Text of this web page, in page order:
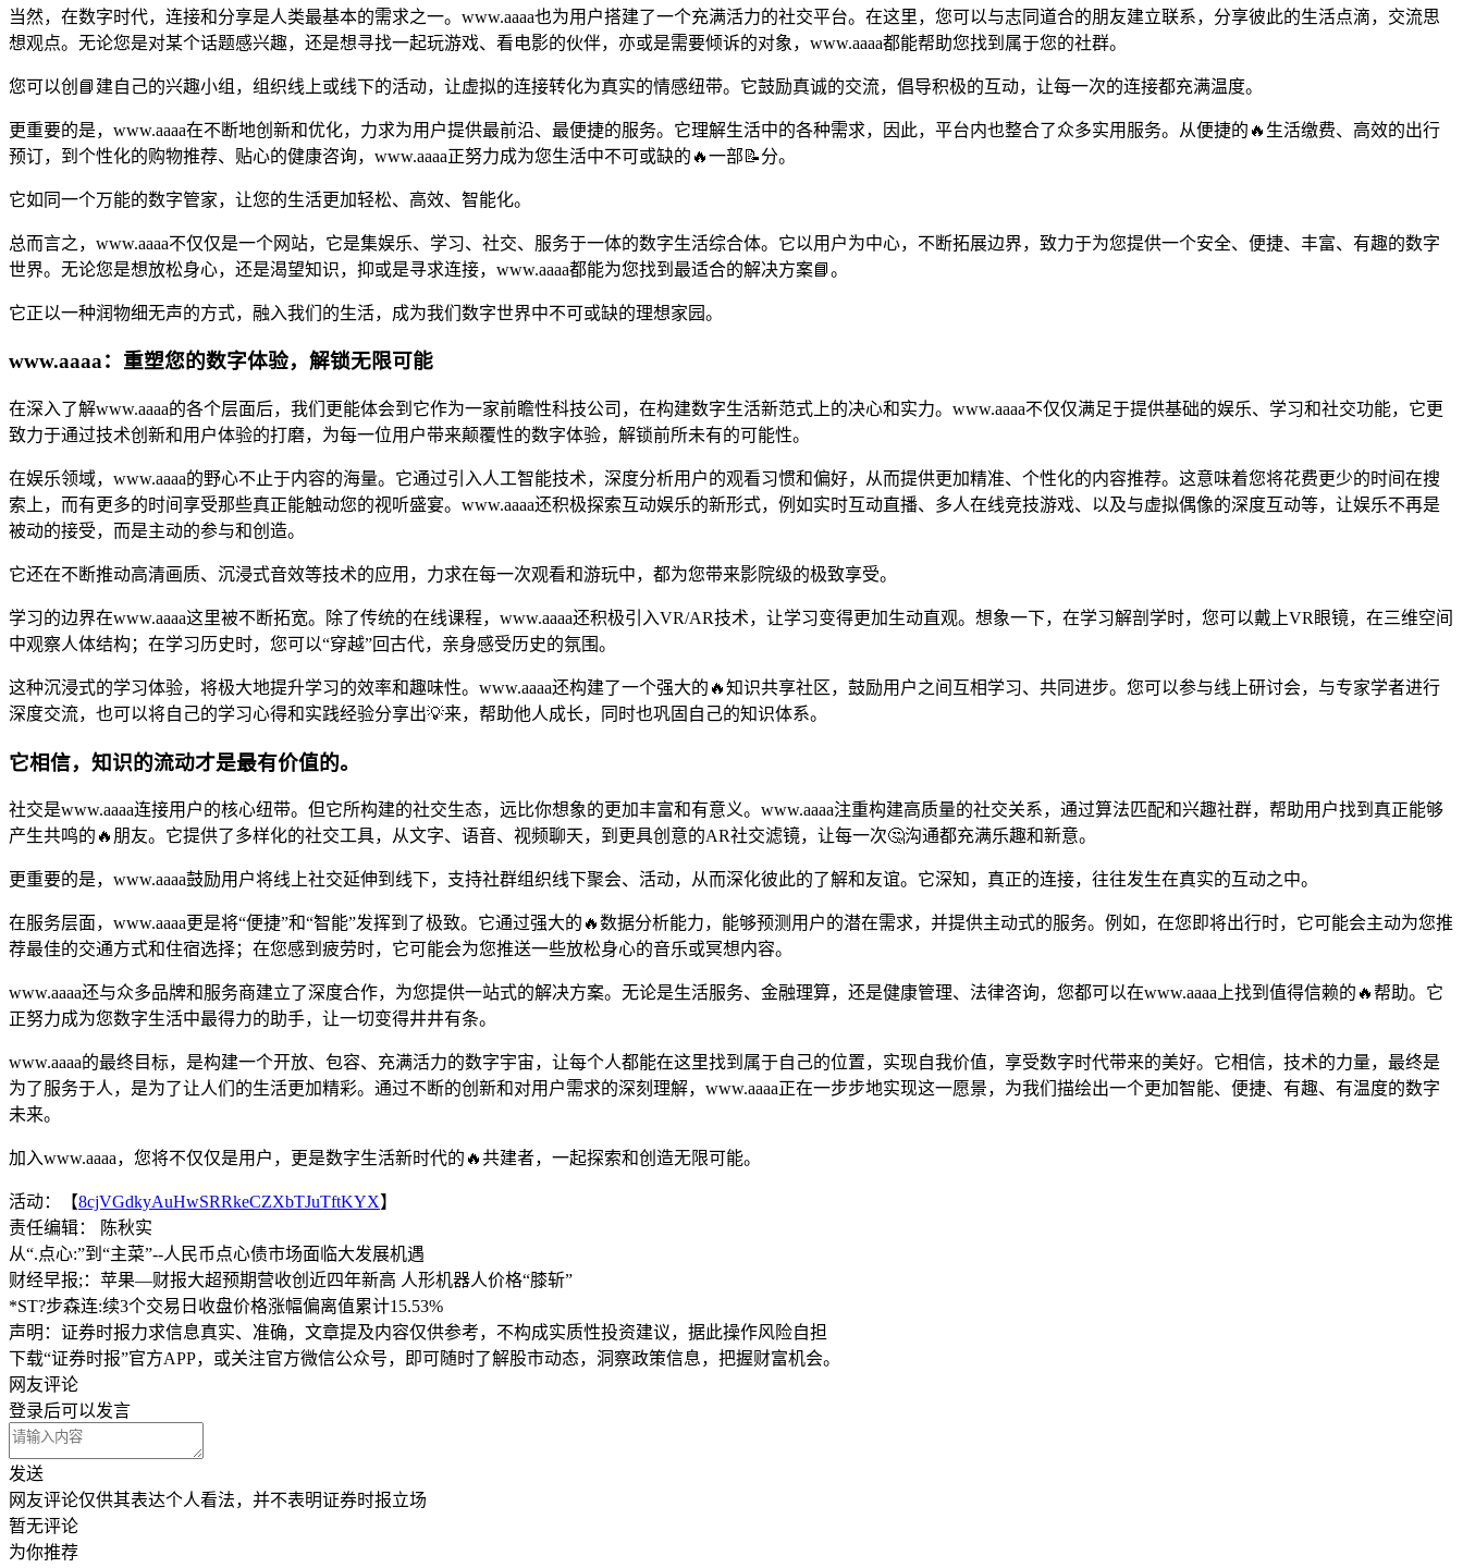
当然，在数字时代，连接和分享是人类最基本的需求之一。www.aaaa也为用户搭建了一个充满活力的社交平台。在这里，您可以与志同道合的朋友建立联系，分享彼此的生活点滴，交流思
想观点。无论您是对某个话题感兴趣，还是想寻找一起玩游戏、看电影的伙伴，亦或是需要倾诉的对象，www.aaaa都能帮助您找到属于您的社群。
您可以创📘建自己的兴趣小组，组织线上或线下的活动，让虚拟的连接转化为真实的情感纽带。它鼓励真诚的交流，倡导积极的互动，让每一次的连接都充满温度。
更重要的是，www.aaaa在不断地创新和优化，力求为用户提供最前沿、最便捷的服务。它理解生活中的各种需求，因此，平台内也整合了众多实用服务。从便捷的🔥生活缴费、高效的出行
预订，到个性化的购物推荐、贴心的健康咨询，www.aaaa正努力成为您生活中不可或缺的🔥一部📝分。
它如同一个万能的数字管家，让您的生活更加轻松、高效、智能化。
总而言之，www.aaaa不仅仅是一个网站，它是集娱乐、学习、社交、服务于一体的数字生活综合体。它以用户为中心，不断拓展边界，致力于为您提供一个安全、便捷、丰富、有趣的数字
世界。无论您是想放松身心，还是渴望知识，抑或是寻求连接，www.aaaa都能为您找到最适合的解决方案📘。
它正以一种润物细无声的方式，融入我们的生活，成为我们数字世界中不可或缺的理想家园。
www.aaaa：重塑您的数字体验，解锁无限可能
在深入了解www.aaaa的各个层面后，我们更能体会到它作为一家前瞻性科技公司，在构建数字生活新范式上的决心和实力。www.aaaa不仅仅满足于提供基础的娱乐、学习和社交功能，它更
致力于通过技术创新和用户体验的打磨，为每一位用户带来颠覆性的数字体验，解锁前所未有的可能性。
在娱乐领域，www.aaaa的野心不止于内容的海量。它通过引入人工智能技术，深度分析用户的观看习惯和偏好，从而提供更加精准、个性化的内容推荐。这意味着您将花费更少的时间在搜
索上，而有更多的时间享受那些真正能触动您的视听盛宴。www.aaaa还积极探索互动娱乐的新形式，例如实时互动直播、多人在线竞技游戏、以及与虚拟偶像的深度互动等，让娱乐不再是
被动的接受，而是主动的参与和创造。
它还在不断推动高清画质、沉浸式音效等技术的应用，力求在每一次观看和游玩中，都为您带来影院级的极致享受。
学习的边界在www.aaaa这里被不断拓宽。除了传统的在线课程，www.aaaa还积极引入VR/AR技术，让学习变得更加生动直观。想象一下，在学习解剖学时，您可以戴上VR眼镜，在三维空间
中观察人体结构；在学习历史时，您可以“穿越”回古代，亲身感受历史的氛围。
这种沉浸式的学习体验，将极大地提升学习的效率和趣味性。www.aaaa还构建了一个强大的🔥知识共享社区，鼓励用户之间互相学习、共同进步。您可以参与线上研讨会，与专家学者进行
深度交流，也可以将自己的学习心得和实践经验分享出💡来，帮助他人成长，同时也巩固自己的知识体系。
它相信，知识的流动才是最有价值的。
社交是www.aaaa连接用户的核心纽带。但它所构建的社交生态，远比你想象的更加丰富和有意义。www.aaaa注重构建高质量的社交关系，通过算法匹配和兴趣社群，帮助用户找到真正能够
产生共鸣的🔥朋友。它提供了多样化的社交工具，从文字、语音、视频聊天，到更具创意的AR社交滤镜，让每一次🤔沟通都充满乐趣和新意。
更重要的是，www.aaaa鼓励用户将线上社交延伸到线下，支持社群组织线下聚会、活动，从而深化彼此的了解和友谊。它深知，真正的连接，往往发生在真实的互动之中。
在服务层面，www.aaaa更是将“便捷”和“智能”发挥到了极致。它通过强大的🔥数据分析能力，能够预测用户的潜在需求，并提供主动式的服务。例如，在您即将出行时，它可能会主动为您推
荐最佳的交通方式和住宿选择；在您感到疲劳时，它可能会为您推送一些放松身心的音乐或冥想内容。
www.aaaa还与众多品牌和服务商建立了深度合作，为您提供一站式的解决方案。无论是生活服务、金融理算，还是健康管理、法律咨询，您都可以在www.aaaa上找到值得信赖的🔥帮助。它
正努力成为您数字生活中最得力的助手，让一切变得井井有条。
www.aaaa的最终目标，是构建一个开放、包容、充满活力的数字宇宙，让每个人都能在这里找到属于自己的位置，实现自我价值，享受数字时代带来的美好。它相信，技术的力量，最终是
为了服务于人，是为了让人们的生活更加精彩。通过不断的创新和对用户需求的深刻理解，www.aaaa正在一步步地实现这一愿景，为我们描绘出一个更加智能、便捷、有趣、有温度的数字
未来。
加入www.aaaa，您将不仅仅是用户，更是数字生活新时代的🔥共建者，一起探索和创造无限可能。
活动：【8cjVGdkyAuHwSRRkeCZXbTJuTftKYX】
责任编辑： 陈秋实
从“.点心:”到“主菜”--人民币点心债市场面临大发展机遇
财经早报;：苹果—财报大超预期营收创近四年新高 人形机器人价格“膝斩”
*ST?步森连:续3个交易日收盘价格涨幅偏离值累计15.53%
声明：证券时报力求信息真实、准确，文章提及内容仅供参考，不构成实质性投资建议，据此操作风险自担
下载“证券时报”官方APP，或关注官方微信公众号，即可随时了解股市动态，洞察政策信息，把握财富机会。
网友评论
登录后可以发言
发送
网友评论仅供其表达个人看法，并不表明证券时报立场
暂无评论
为你推荐